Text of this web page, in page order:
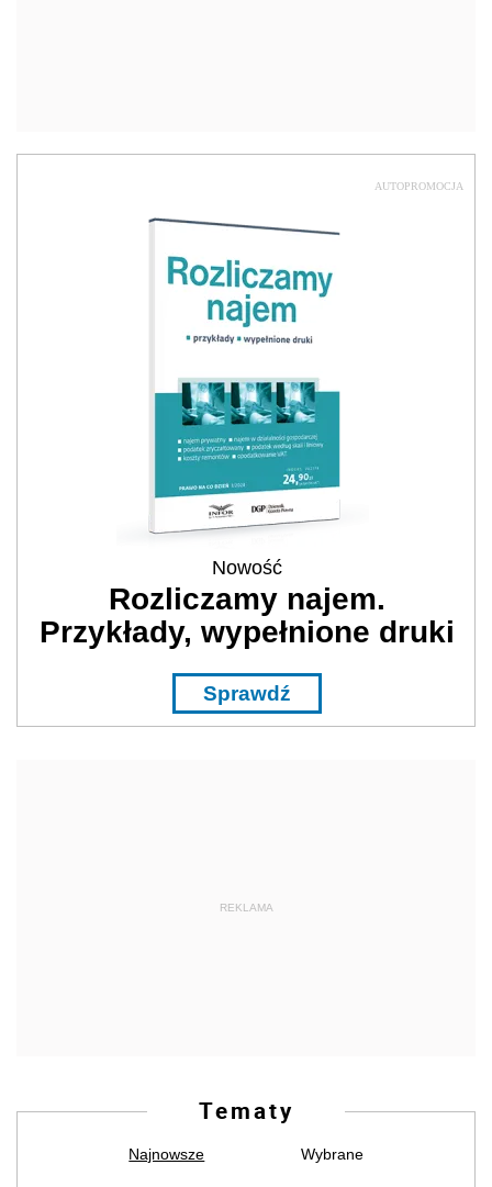
AUTOPROMOCJA
Nowość
Rozliczamy najem.
Przykłady, wypełnione druki
Sprawdź
REKLAMA
Tematy
Najnowsze Wybrane